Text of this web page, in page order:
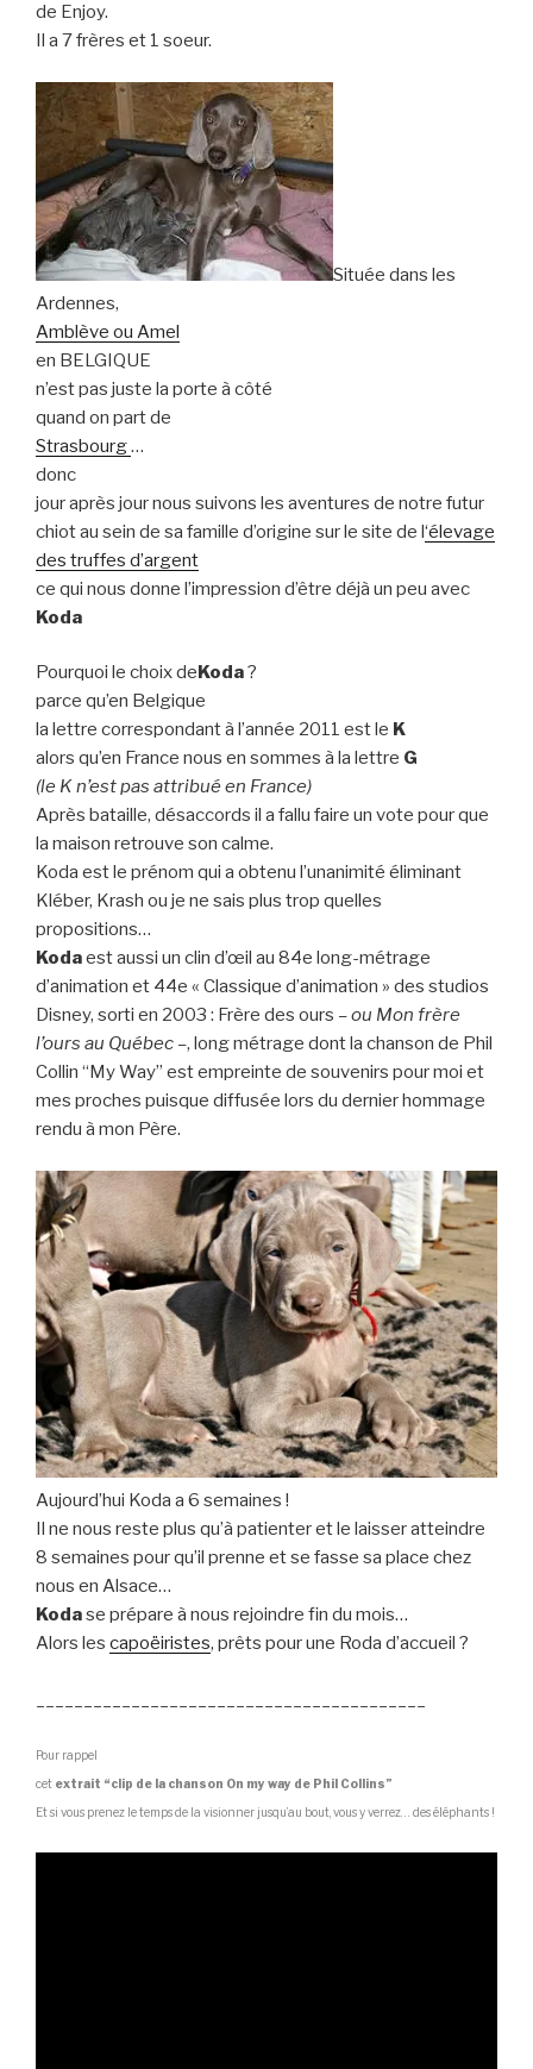
de Enjoy.
Il a 7 frères et 1 soeur.
Située dans les
Ardennes,
Amblève ou Amel
en BELGIQUE
n’est pas juste la porte à côté
quand on part de
Strasbourg…
donc
jour après jour nous suivons les aventures de notre futur
chiot au sein de sa famille d’origine sur le site de l‘élevage
des truffes d’argent
ce qui nous donne l’impression d’être déjà un peu avec
Koda
Pourquoi le choix deKoda?
parce qu’en Belgique
la lettre correspondant à l’année 2011 est le K
alors qu’en France nous en sommes à la lettre G
(le K n’est pas attribué en France)
Après bataille, désaccords il a fallu faire un vote pour que
la maison retrouve son calme.
Koda est le prénom qui a obtenu l’unanimité éliminant
Kléber, Krash ou je ne sais plus trop quelles
propositions…
Kodaest aussi un clin d’œil au 84e long-métrage
d’animation et 44e « Classique d’animation » des studios
Disney, sorti en 2003 : Frère des ours – ou Mon frère
l’ours au Québec –, long métrage dont la chanson de Phil
Collin “My Way” est empreinte de souvenirs pour moi et
mes proches puisque diffusée lors du dernier hommage
rendu à mon Père.
Aujourd’hui Koda a 6 semaines !
Il ne nous reste plus qu’à patienter et le laisser atteindre
8 semaines pour qu’il prenne et se fasse sa place chez
nous en Alsace…
Kodase prépare à nous rejoindre fin du mois…
Alors les capoëiristes, prêts pour une Roda d’accueil ?
Pour rappel
cet extrait “clip de la chanson On my way de Phil Collins”
Et si vous prenez le temps de la visionner jusqu’au bout, vous y verrez… des éléphants !